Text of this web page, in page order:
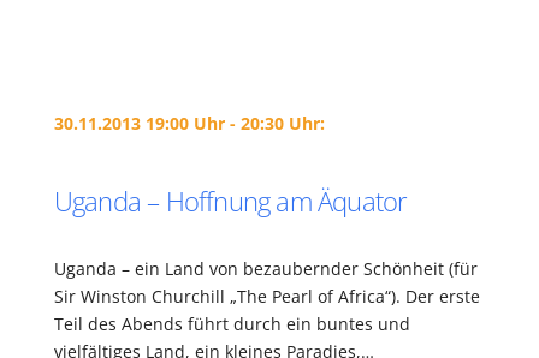
30.11.2013 19:00 Uhr - 20:30 Uhr:
Uganda – Hoffnung am Äquator
Uganda – ein Land von bezaubernder Schönheit (für
Sir Winston Churchill „The Pearl of Africa“). Der erste
Teil des Abends führt durch ein buntes und
vielfältiges Land, ein kleines Paradies,…